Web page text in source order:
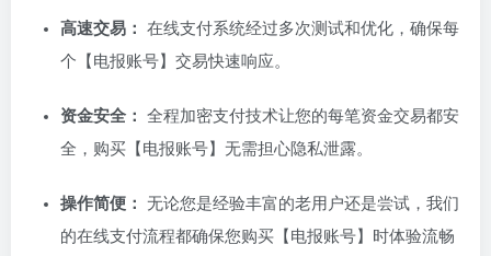
高速交易：
在线支付系统经过多次测试和优化，确保每
个【电报账号】交易快速响应。
资金安全：
全程加密支付技术让您的每笔资金交易都安
全，购买【电报账号】无需担心隐私泄露。
操作简便：
无论您是经验丰富的老用户还是尝试，我们
的在线支付流程都确保您购买【电报账号】时体验流畅